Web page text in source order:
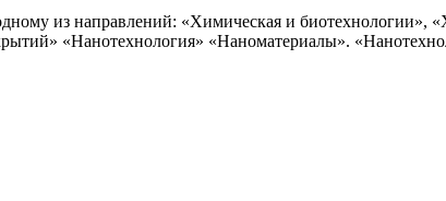
из направлений: «Химическая и биотехнологии»,
«Нанотехнология» «Наноматериалы».